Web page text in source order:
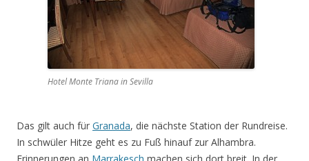
Hotel Monte Triana in Sevilla
Das gilt auch für Granada, die nächste Station der Rundreise.
In schwüler Hitze geht es zu Fuß hinauf zur Alhambra.